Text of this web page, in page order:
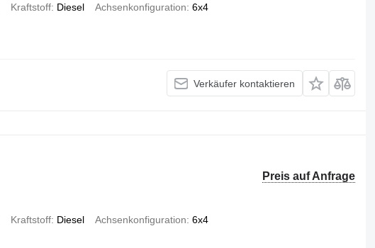
Kraftstoff Diesel Achsenkonfiguration 6x4
Verkäufer kontaktieren
Preis auf Anfrage
Kraftstoff Diesel Achsenkonfiguration 6x4